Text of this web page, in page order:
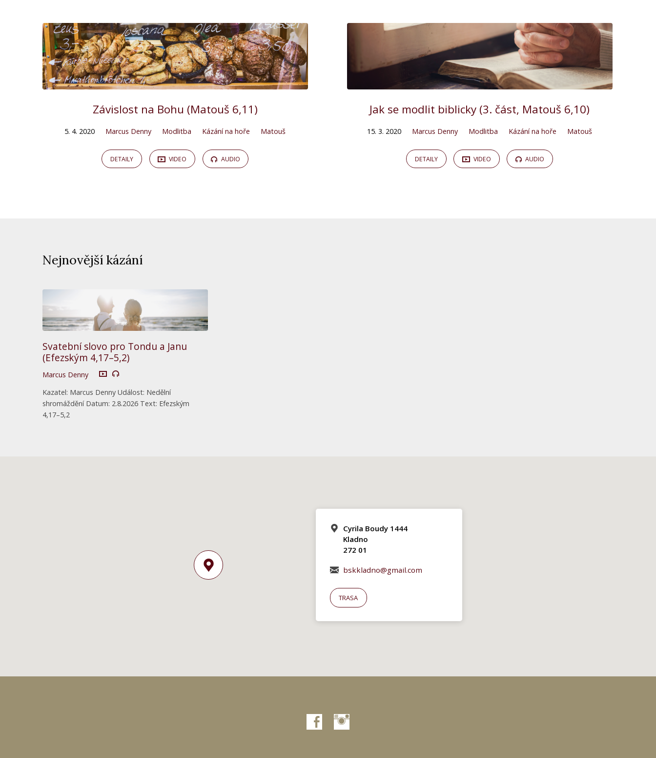
Závislost na Bohu (Matouš 6,11)
5. 4. 2020 Marcus Denny Modlitba Kázání na hoře Matouš
DETAILY VIDEO AUDIO
Jak se modlit biblicky (3. část, Matouš 6,10)
15. 3. 2020 Marcus Denny Modlitba Kázání na hoře Matouš
DETAILY VIDEO AUDIO
Nejnovější kázání
Svatební slovo pro Tondu a Janu
(Efezským 4,17–5,2)
Marcus Denny
Kazatel: Marcus Denny Událost: Nedělní
shromáždění Datum: 2.8.2026 Text: Efezským
4,17–5,2
Cyrila Boudy 1444
Kladno
272 01
bskkladno@gmail.com
TRASA